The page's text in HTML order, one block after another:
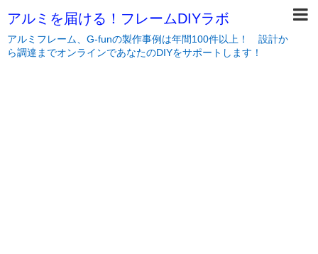
アルミを届ける！フレームDIYラボ
アルミフレーム、G-funの製作事例は年間100件以上！ 設計か
ら調達までオンラインであなたのDIYをサポートします！